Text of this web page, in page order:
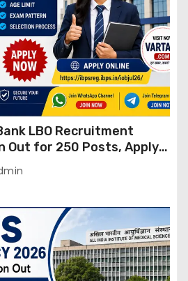
LBO Recruitment
Out for 250 Posts, Apply